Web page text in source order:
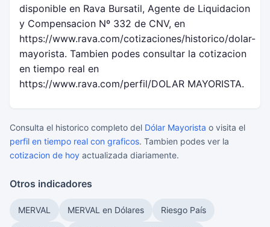
disponible en Rava Bursatil, Agente de Liquidacion
y Compensacion Nº 332 de CNV, en
https://www.rava.com/cotizaciones/historico/dolar-
mayorista. Tambien podes consultar la cotizacion
en tiempo real en
https://www.rava.com/perfil/DOLAR MAYORISTA.
Consulta el historico completo del Dólar Mayorista o visita el
perfil en tiempo real con graficos. Tambien podes ver la
cotizacion de hoy actualizada diariamente.
Otros indicadores
MERVAL MERVAL en Dólares Riesgo País